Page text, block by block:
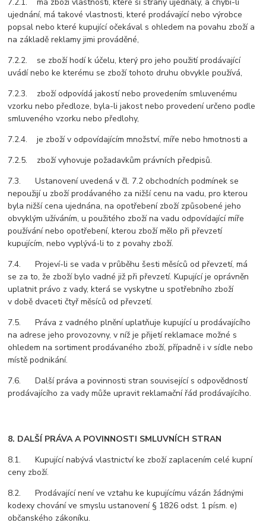
ujednání, má takové vlastnosti, které prodávající nebo výrobce
popsal nebo které kupující očekával s ohledem na povahu zboží a
na základě reklamy jimi prováděné,
7.2.2. se zboží hodí k účelu, který pro jeho použití prodávající
uvádí nebo ke kterému se zboží tohoto druhu obvykle používá,
7.2.3. zboží odpovídá jakostí nebo provedením smluvenému
vzorku nebo předloze, byla-li jakost nebo provedení určeno podle
smluveného vzorku nebo předlohy,
7.2.4. je zboží v odpovídajícím množství, míře nebo hmotnosti a
7.2.5. zboží vyhovuje požadavkům právních předpisů.
7.3. Ustanovení uvedená v čl. 7.2 obchodních podmínek se
nepoužijí u zboží prodávaného za nižší cenu na vadu, pro kterou
byla nižší cena ujednána, na opotřebení zboží způsobené jeho
obvyklým užíváním, u použitého zboží na vadu odpovídající míře
používání nebo opotřebení, kterou zboží mělo při převzetí
kupujícím, nebo vyplývá-li to z povahy zboží.
7.4. Projeví-li se vada v průběhu šesti měsíců od převzetí, má
se za to, že zboží bylo vadné již při převzetí. Kupující je oprávněn
uplatnit právo z vady, která se vyskytne u spotřebního zboží
v době dvaceti čtyř měsíců od převzetí.
7.5. Práva z vadného plnění uplatňuje kupující u prodávajícího
na adrese jeho provozovny, v níž je přijetí reklamace možné s
ohledem na sortiment prodávaného zboží, případně i v sídle nebo
místě podnikání.
7.6. Další práva a povinnosti stran související s odpovědností
prodávajícího za vady může upravit reklamační řád prodávajícího.
8. DALŠÍ PRÁVA A POVINNOSTI SMLUVNÍCH STRAN
8.1. Kupující nabývá vlastnictví ke zboží zaplacením celé kupní
ceny zboží.
8.2. Prodávající není ve vztahu ke kupujícímu vázán žádnými
kodexy chování ve smyslu ustanovení § 1826 odst. 1 písm. e)
občanského zákoníku.